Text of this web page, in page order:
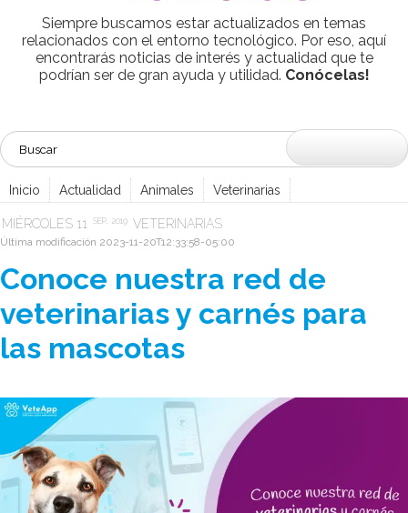
Siempre buscamos estar actualizados en temas
relacionados con el entorno tecnológico. Por eso, aquí
encontrarás noticias de interés y actualidad que te
podrían ser de gran ayuda y utilidad. Conócelas!
Inicio Actualidad Animales Veterinarias
MIÉRCOLES 11 SEP... 2019 VETERINARIAS
Última modificación 2023-11-20T12:33:58-05:00
Conoce nuestra red de
veterinarias y carnés para
las mascotas